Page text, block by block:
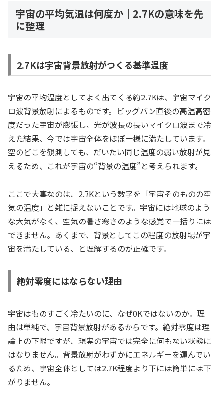
宇宙の平均気温は何度か｜2.7Kの意味を先
に整理
2.7Kは宇宙背景放射がつくる基準温度
宇宙の平均温度としてよく出てくる約2.7Kは、宇宙マイク
ロ波背景放射によるものです。ビッグバン直後の高温高密
度だった宇宙が膨張し、光が波長の長いマイクロ波まで冷
えた結果、今では宇宙全体をほぼ一様に満たしています。
空のどこを観測しても、だいたい同じ温度の弱い放射が見
えるため、これが宇宙の“背景の温度”と考えられます。
ここで大事なのは、2.7Kという数字を「宇宙そのものの空
気の温度」と雑に捉えないことです。宇宙には地球のよう
な大気がなく、空気の暑さ寒さのような感覚で一括りには
できません。あくまで、背景としてこの程度の放射場が宇
宙を満たしている、と理解するのが正確です。
絶対零度にはならない理由
宇宙はものすごく冷たいのに、なぜ0Kではないのか。理
由は単純で、宇宙背景放射があるからです。絶対零度は理
論上の下限ですが、現実の宇宙では完全に何もない状態に
はなりません。背景放射がわずかにエネルギーを運んでい
るため、宇宙全体としては2.7K程度より下には簡単には下
がりません。